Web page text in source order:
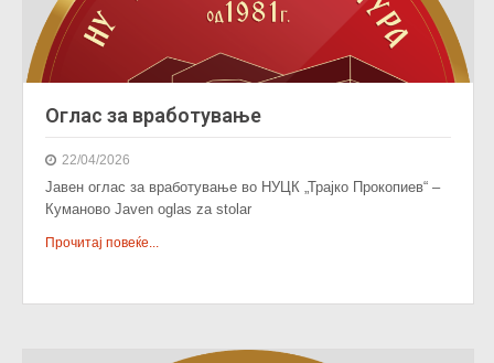
Оглас за вработување
22/04/2026
Јавен оглас за вработување во НУЦК „Трајко Прокопиев“ –
Куманово Javen oglas za stolar
Прочитај повеќе...